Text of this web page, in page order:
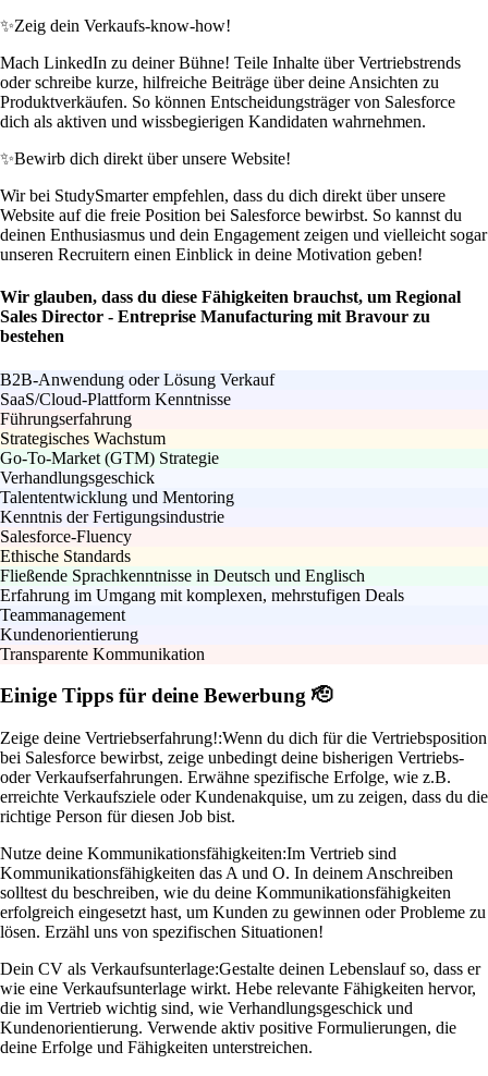
✨Zeig dein Verkaufs-know-how!
Mach LinkedIn zu deiner Bühne! Teile Inhalte über Vertriebstrends
oder schreibe kurze, hilfreiche Beiträge über deine Ansichten zu
Produktverkäufen. So können Entscheidungsträger von Salesforce
dich als aktiven und wissbegierigen Kandidaten wahrnehmen.
✨Bewirb dich direkt über unsere Website!
Wir bei StudySmarter empfehlen, dass du dich direkt über unsere
Website auf die freie Position bei Salesforce bewirbst. So kannst du
deinen Enthusiasmus und dein Engagement zeigen und vielleicht sogar
unseren Recruitern einen Einblick in deine Motivation geben!
Wir glauben, dass du diese Fähigkeiten brauchst, um Regional
Sales Director - Entreprise Manufacturing mit Bravour zu
bestehen
B2B-Anwendung oder Lösung Verkauf
SaaS/Cloud-Plattform Kenntnisse
Führungserfahrung
Strategisches Wachstum
Go-To-Market (GTM) Strategie
Verhandlungsgeschick
Talententwicklung und Mentoring
Kenntnis der Fertigungsindustrie
Salesforce-Fluency
Ethische Standards
Fließende Sprachkenntnisse in Deutsch und Englisch
Erfahrung im Umgang mit komplexen, mehrstufigen Deals
Teammanagement
Kundenorientierung
Transparente Kommunikation
Einige Tipps für deine Bewerbung 🫡
Zeige deine Vertriebserfahrung!:Wenn du dich für die Vertriebsposition
bei Salesforce bewirbst, zeige unbedingt deine bisherigen Vertriebs-
oder Verkaufserfahrungen. Erwähne spezifische Erfolge, wie z.B.
erreichte Verkaufsziele oder Kundenakquise, um zu zeigen, dass du die
richtige Person für diesen Job bist.
Nutze deine Kommunikationsfähigkeiten:Im Vertrieb sind
Kommunikationsfähigkeiten das A und O. In deinem Anschreiben
solltest du beschreiben, wie du deine Kommunikationsfähigkeiten
erfolgreich eingesetzt hast, um Kunden zu gewinnen oder Probleme zu
lösen. Erzähl uns von spezifischen Situationen!
Dein CV als Verkaufsunterlage:Gestalte deinen Lebenslauf so, dass er
wie eine Verkaufsunterlage wirkt. Hebe relevante Fähigkeiten hervor,
die im Vertrieb wichtig sind, wie Verhandlungsgeschick und
Kundenorientierung. Verwende aktiv positive Formulierungen, die
deine Erfolge und Fähigkeiten unterstreichen.